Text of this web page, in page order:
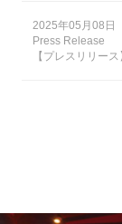
2025年05月08日
Press Release
【プレスリリー